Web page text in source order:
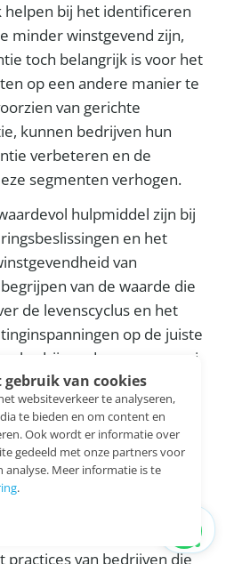
helpen bij het identificeren
minder winstgevend zijn,
toch belangrijk is voor het
op een andere manier te
van gerichte
kunnen bedrijven hun
verbeteren en de
segmenten verhogen.
hulpmiddel zijn bij
en het
van
van de waarde die
de levenscyclus en het
op de juiste
bedrijven duurzame groei
rendement op hun
Best Practices met
van hun klanten begrijpen
een hogere
Hier zijn enkele
practices van bedrijven die
gebruik van cookies
websiteverkeer te analyseren,
te bieden en om content en
Ook wordt er informatie over
gedeeld met onze partners voor
analyse. Meer informatie is te
.